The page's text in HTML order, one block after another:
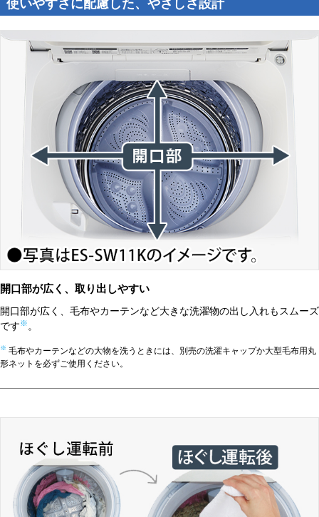
使いやすさに配慮した、やさしさ設計
開口部が広く、取り出しやすい
開口部が広く、毛布やカーテンなど大きな洗濯物の出し入れもスムーズ
です※ 。
※ 毛布やカーテンなどの大物を洗うときには、別売の洗濯キャップか大型毛布用丸
形ネットを必ずご使用ください。